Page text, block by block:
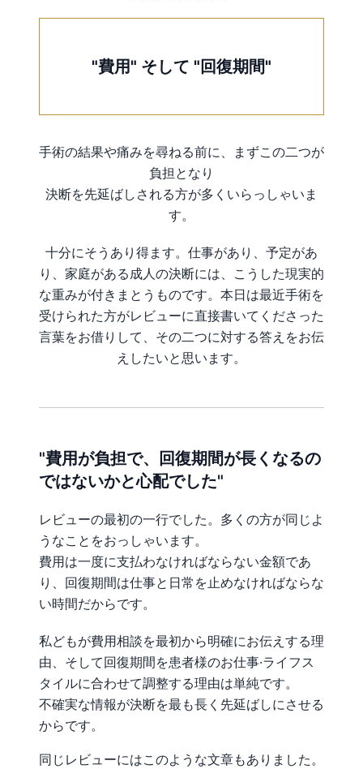
"費用" そして "回復期間"
手術の結果や痛みを尋ねる前に、まずこの二つが
負担となり
決断を先延ばしされる方が多くいらっしゃいま
す。
十分にそうあり得ます。仕事があり、予定があ
り、家庭がある成人の決断には、こうした現実的
な重みが付きまとうものです。本日は最近手術を
受けられた方がレビューに直接書いてくださった
言葉をお借りして、その二つに対する答えをお伝
えしたいと思います。
"費用が負担で、回復期間が長くなるの
ではないかと心配でした"
レビューの最初の一行でした。多くの方が同じよ
うなことをおっしゃいます。
費用は一度に支払わなければならない金額であ
り、回復期間は仕事と日常を止めなければならな
い時間だからです。
私どもが費用相談を最初から明確にお伝えする理
由、そして回復期間を患者様のお仕事·ライフス
タイルに合わせて調整する理由は単純です。
不確実な情報が決断を最も長く先延ばしにさせる
からです。
同じレビューにはこのような文章もありました。